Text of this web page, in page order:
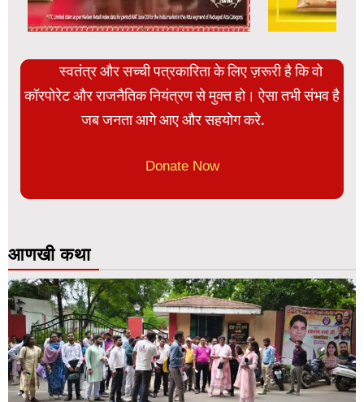
स्वतंत्र और सच्ची पत्रकारिता के लिए ज़रूरी है कि वो
कॉरपोरेट और राजनैतिक नियंत्रण से मुक्त हो। ऐसा तभी संभव है
जब जनता आगे आए और सहयोग करे.
Donate Now
आणखी कथा